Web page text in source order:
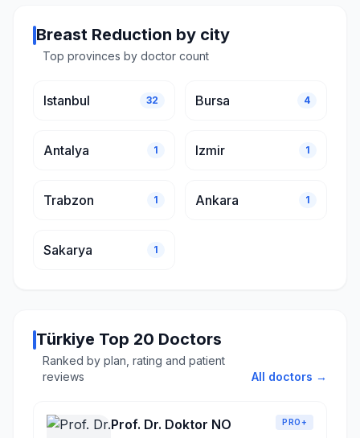
Breast Reduction by city
Top provinces by doctor count
Istanbul 32 Bursa 4
Antalya 1 Izmir 1
Trabzon 1 Ankara 1
Sakarya 1
Türkiye Top 20 Doctors
Ranked by plan, rating and patient
reviews
All doctors →
Prof. Dr. Doktor NO PRO+